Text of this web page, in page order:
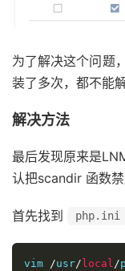
为了解决这个问题
装了多次，都不能
解决方法
最后发现原来是
认把scandir 函数禁
首先找到 php.ini
vim /usr/ local/